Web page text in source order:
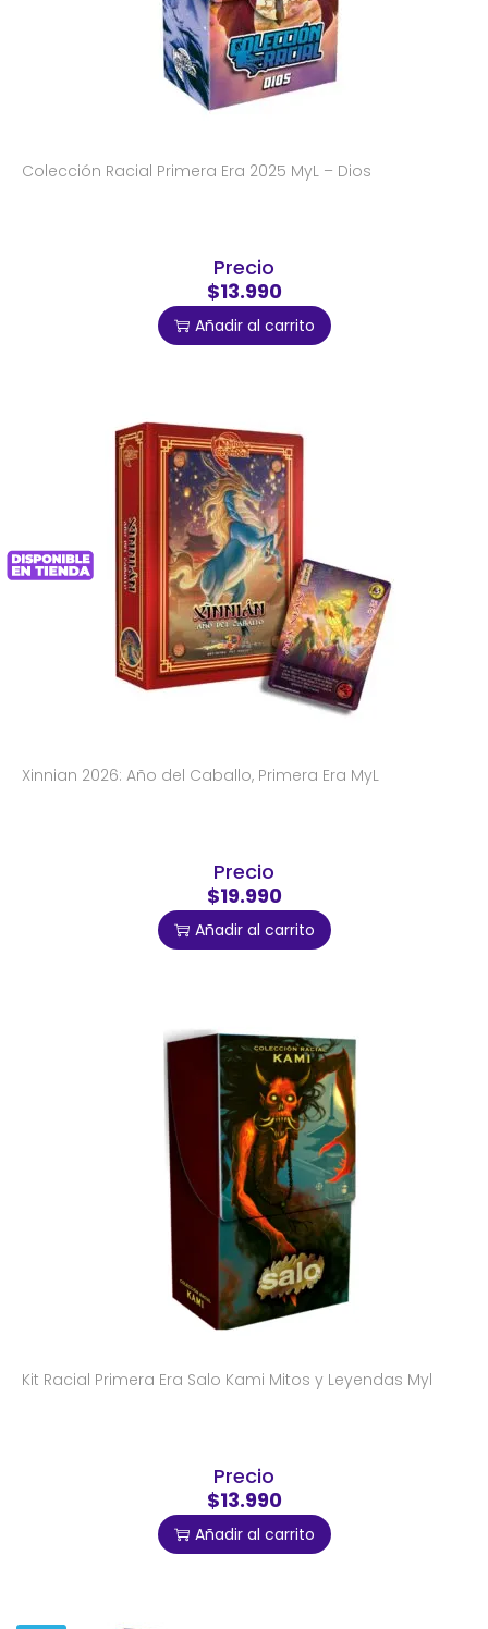
Colección Racial Primera Era 2025 MyL – Dios
Precio
$13.990
Añadir al carrito
Xinnian 2026: Año del Caballo, Primera Era MyL
Precio
$19.990
Añadir al carrito
Kit Racial Primera Era Salo Kami Mitos y Leyendas Myl
Precio
$13.990
Añadir al carrito